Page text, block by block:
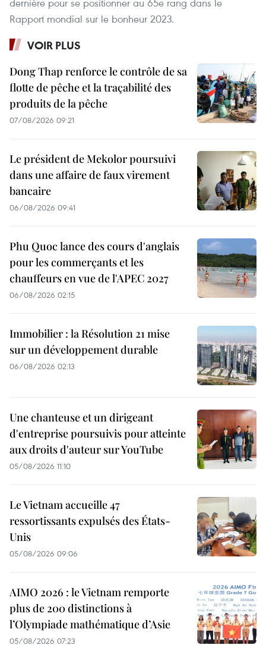
dernière pour se positionner au 65e rang dans le
Rapport mondial sur le bonheur 2023.
VOIR PLUS
Dong Thap renforce le contrôle de sa
flotte de pêche et la traçabilité des
produits de la pêche
07/08/2026 09:21
Le président de Mekolor poursuivi
dans une affaire de faux virement
bancaire
06/08/2026 09:41
Phu Quoc lance des cours d'anglais
pour les commerçants et les
chauffeurs en vue de l'APEC 2027
06/08/2026 02:15
Immobilier : la Résolution 21 mise
sur un développement durable
06/08/2026 02:13
Une chanteuse et un dirigeant
d'entreprise poursuivis pour atteinte
aux droits d'auteur sur YouTube
05/08/2026 11:10
Le Vietnam accueille 47
ressortissants expulsés des États-
Unis
05/08/2026 09:06
AIMO 2026 : le Vietnam remporte
plus de 200 distinctions à
l’Olympiade mathématique d’Asie
05/08/2026 07:23